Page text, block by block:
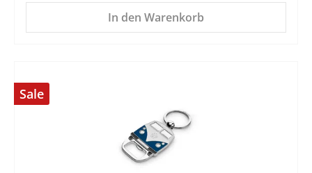
In den Warenkorb
Sale